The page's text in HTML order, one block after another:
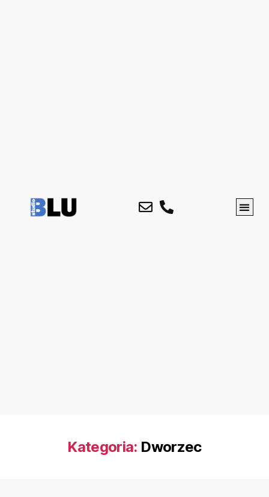
Kategoria: Dworzec